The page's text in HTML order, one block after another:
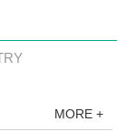
MORE +